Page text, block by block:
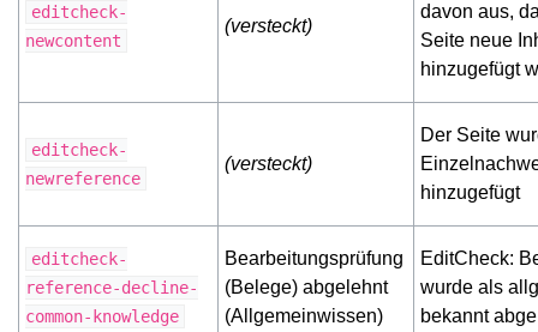
editcheck-
newcontent
(versteckt)
davon aus,
Seite neue
hinzugefügt
editcheck-
newreference
(versteckt)
Der Seite
hinzugefügt
editcheck-
reference-decline-
common-knowledge
Bearbeitungsprüfung
(Belege) abgelehnt
(Allgemeinwissen)
EditCheck:
wurde als
bekannt